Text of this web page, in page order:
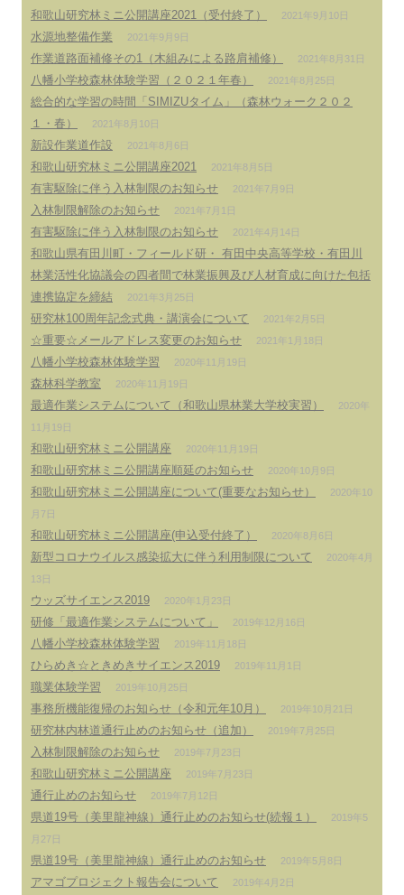
和歌山研究林ミニ公開講座2021（受付終了） 2021年9月10日
水源地整備作業 2021年9月9日
作業道路面補修その1（木組みによる路肩補修） 2021年8月31日
八幡小学校森林体験学習（２０２１年春） 2021年8月25日
総合的な学習の時間「SIMIZUタイム」（森林ウォーク２０２
１・春）
2021年8月10日
新設作業道作設 2021年8月6日
和歌山研究林ミニ公開講座2021 2021年8月5日
有害駆除に伴う入林制限のお知らせ 2021年7月9日
入林制限解除のお知らせ 2021年7月1日
有害駆除に伴う入林制限のお知らせ 2021年4月14日
和歌山県有田川町・フィールド研・ 有田中央高等学校・有田川
林業活性化協議会の四者間で林業振興及び人材育成に向けた包括
連携協定を締結
2021年3月25日
研究林100周年記念式典・講演会について 2021年2月5日
☆重要☆メールアドレス変更のお知らせ 2021年1月18日
八幡小学校森林体験学習 2020年11月19日
森林科学教室 2020年11月19日
最適作業システムについて（和歌山県林業大学校実習）
2020年
11月19日
和歌山研究林ミニ公開講座 2020年11月19日
和歌山研究林ミニ公開講座順延のお知らせ 2020年10月9日
和歌山研究林ミニ公開講座について(重要なお知らせ）
2020年10
月7日
和歌山研究林ミニ公開講座(申込受付終了） 2020年8月6日
新型コロナウイルス感染拡大に伴う利用制限について
2020年4月
13日
ウッズサイエンス2019 2020年1月23日
研修「最適作業システムについて」 2019年12月16日
八幡小学校森林体験学習 2019年11月18日
ひらめき☆ときめきサイエンス2019 2019年11月1日
職業体験学習 2019年10月25日
事務所機能復帰のお知らせ（令和元年10月） 2019年10月21日
研究林内林道通行止めのお知らせ（追加） 2019年7月25日
入林制限解除のお知らせ 2019年7月23日
和歌山研究林ミニ公開講座 2019年7月23日
通行止めのお知らせ 2019年7月12日
県道19号（美里龍神線）通行止めのお知らせ(続報１）
2019年5
月27日
県道19号（美里龍神線）通行止めのお知らせ 2019年5月8日
アマゴプロジェクト報告会について 2019年4月2日